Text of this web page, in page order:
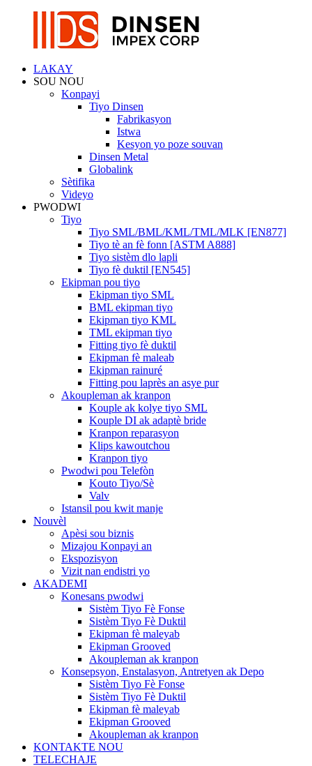
LAKAY
SOU NOU
Konpayi
Tiyo Dinsen
Fabrikasyon
Istwa
Kesyon yo poze souvan
Dinsen Metal
Globalink
Sètifika
Videyo
PWODWI
Tiyo
Tiyo SML/BML/KML/TML/MLK [EN877]
Tiyo tè an fè fonn [ASTM A888]
Tiyo sistèm dlo lapli
Tiyo fè duktil [EN545]
Ekipman pou tiyo
Ekipman tiyo SML
BML ekipman tiyo
Ekipman tiyo KML
TML ekipman tiyo
Fitting tiyo fè duktil
Ekipman fè maleab
Ekipman rainuré
Fitting pou laprès an asye pur
Akoupleman ak kranpon
Kouple ak kolye tiyo SML
Kouple DI ak adaptè bride
Kranpon reparasyon
Klips kawoutchou
Kranpon tiyo
Pwodwi pou Telefòn
Kouto Tiyo/Sè
Valv
Istansil pou kwit manje
Nouvèl
Apèsi sou biznis
Mizajou Konpayi an
Ekspozisyon
Vizit nan endistri yo
AKADEMI
Konesans pwodwi
Sistèm Tiyo Fè Fonse
Sistèm Tiyo Fè Duktil
Ekipman fè maleyab
Ekipman Grooved
Akoupleman ak kranpon
Konsepsyon, Enstalasyon, Antretyen ak Depo
Sistèm Tiyo Fè Fonse
Sistèm Tiyo Fè Duktil
Ekipman fè maleyab
Ekipman Grooved
Akoupleman ak kranpon
KONTAKTE NOU
TELECHAJE